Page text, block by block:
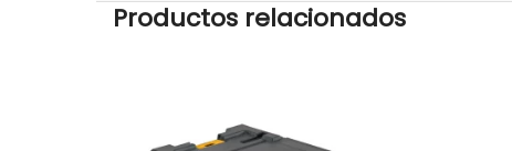
Productos relacionados